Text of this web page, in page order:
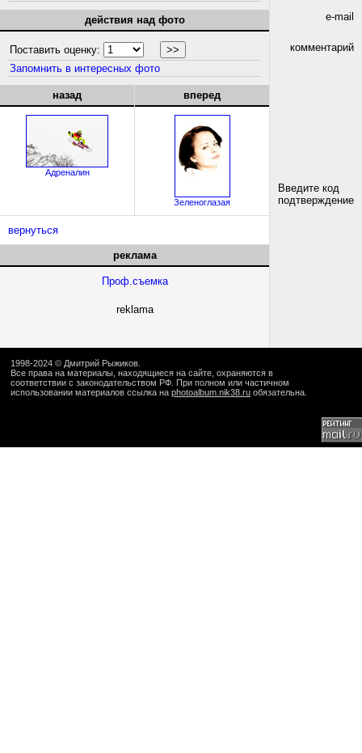
действия над фото
Поставить оценку:
Запомнить в интересных фото
назад
Адреналин
вперед
Зеленоглазая
вернуться
реклама
Проф.съемка
reklama
e-mail
комментарий
Введите код
подтверждение
1998-2024 © Дмитрий Рыжиков
Все права на материалы, находящиеся на сайте, охраняются в
соответствии с законодательством РФ. При полном или частичном
использовании материалов ссылка на photoalbum.nik38.ru обязательна.